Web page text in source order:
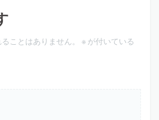
ことはありません。 ※ が付いている